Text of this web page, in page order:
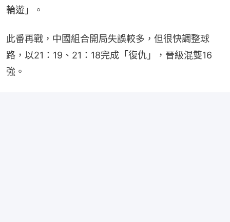
輪遊」。
此番再戰，中國組合開局失誤較多，但很快調整球
路，以21：19、21：18完成「復仇」，晉級混雙16
強。